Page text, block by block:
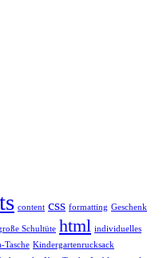
content css formatting Geschenk
Schultüte html individuelles
Tasche Kindergartenrucksack